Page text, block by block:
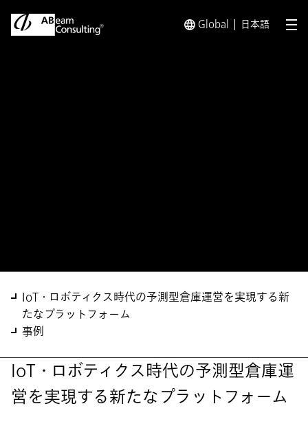
Global 日本語 メ
IoT・ロボティクス時代の予測型倉庫運営を実現する新
たなプラットフォーム
事例
IoT・ロボティクス時代の予測型倉庫運
営を実現する新たなプラットフォーム